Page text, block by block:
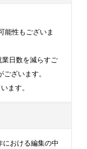
能性もございま
日数を減らすご
ざいます。
ます。
における編集の中